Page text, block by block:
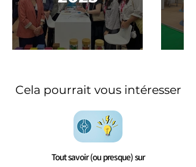
Cela pourrait vous intéresser
Tout savoir (ou presque) sur